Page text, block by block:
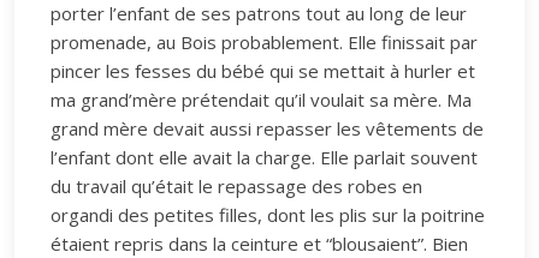
porter l’enfant de ses patrons tout au long de leur
promenade, au Bois probablement. Elle finissait par
pincer les fesses du bébé qui se mettait à hurler et
ma grand’mère prétendait qu’il voulait sa mère. Ma
grand mère devait aussi repasser les vêtements de
l’enfant dont elle avait la charge. Elle parlait souvent
du travail qu’était le repassage des robes en
organdi des petites filles, dont les plis sur la poitrine
étaient repris dans la ceinture et “blousaient”. Bien